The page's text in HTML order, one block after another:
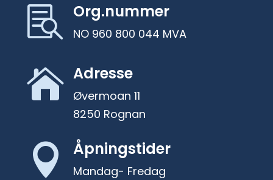
 Org.nummer
NO 960 800 044 MVA
 Adresse
Øvermoan 11
8250 Rognan
 Åpningstider
Mandag- Fredag